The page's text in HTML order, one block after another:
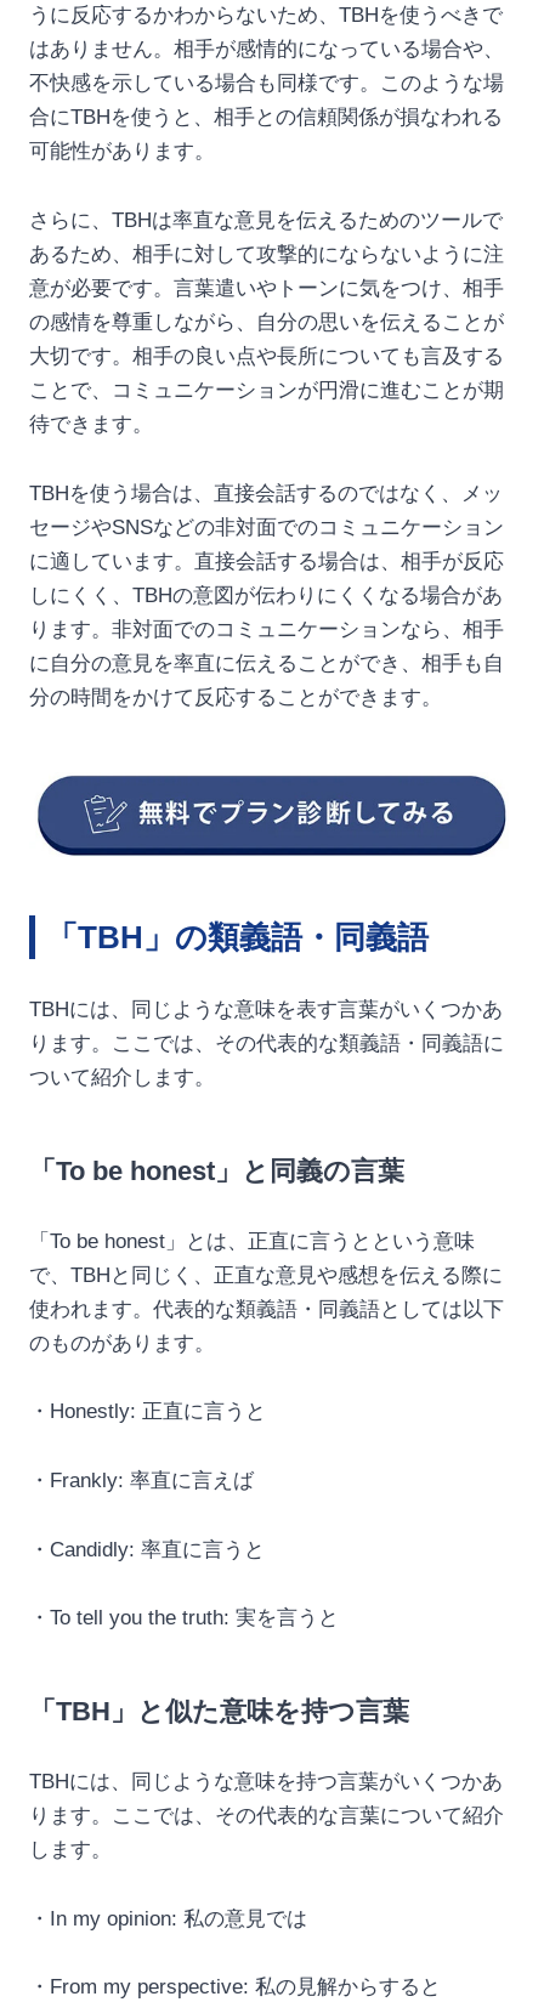
うに反応するかわからないため、TBHを使うべきで
はありません。相手が感情的になっている場合や、
不快感を示している場合も同様です。このような場
合にTBHを使うと、相手との信頼関係が損なわれる
可能性があります。
さらに、TBHは率直な意見を伝えるためのツールで
あるため、相手に対して攻撃的にならないように注
意が必要です。言葉遣いやトーンに気をつけ、相手
の感情を尊重しながら、自分の思いを伝えることが
大切です。相手の良い点や長所についても言及する
ことで、コミュニケーションが円滑に進むことが期
待できます。
TBHを使う場合は、直接会話するのではなく、メッ
セージやSNSなどの非対面でのコミュニケーション
に適しています。直接会話する場合は、相手が反応
しにくく、TBHの意図が伝わりにくくなる場合があ
ります。非対面でのコミュニケーションなら、相手
に自分の意見を率直に伝えることができ、相手も自
分の時間をかけて反応することができます。
「TBH」の類義語・同義語
TBHには、同じような意味を表す言葉がいくつかあ
ります。ここでは、その代表的な類義語・同義語に
ついて紹介します。
「To be honest」と同義の言葉
「To be honest」とは、正直に言うとという意味
で、TBHと同じく、正直な意見や感想を伝える際に
使われます。代表的な類義語・同義語としては以下
のものがあります。
・Honestly: 正直に言うと
・Frankly: 率直に言えば
・Candidly: 率直に言うと
・To tell you the truth: 実を言うと
「TBH」と似た意味を持つ言葉
TBHには、同じような意味を持つ言葉がいくつかあ
ります。ここでは、その代表的な言葉について紹介
します。
・In my opinion: 私の意見では
・From my perspective: 私の見解からすると